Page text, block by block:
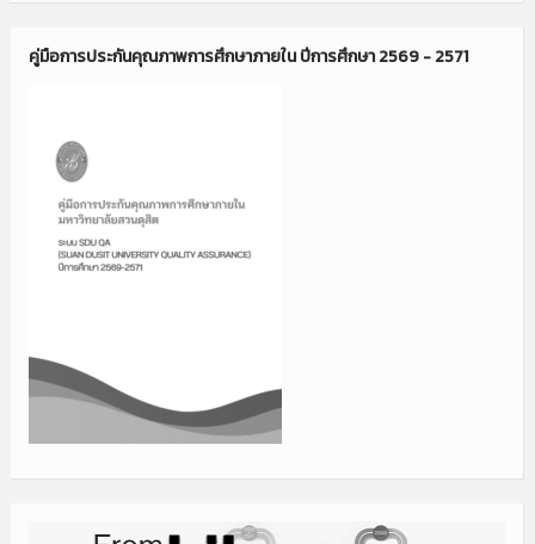
คู่มือการประกันคุณภาพการศึกษาภายใน ปีการศึกษา 2569 - 2571